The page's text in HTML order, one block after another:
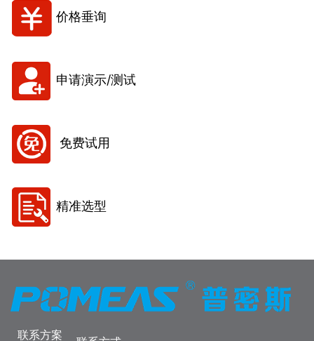
价格垂询
申请演示/测试
免费试用
精准选型
联系方案